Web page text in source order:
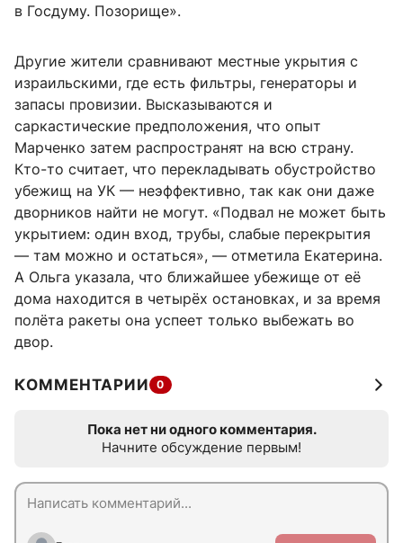
в Госдуму. Позорище».
Другие жители сравнивают местные укрытия с
израильскими, где есть фильтры, генераторы и
запасы провизии. Высказываются и
саркастические предположения, что опыт
Марченко затем распространят на всю страну.
Кто-то считает, что перекладывать обустройство
убежищ на УК — неэффективно, так как они даже
дворников найти не могут. «Подвал не может быть
укрытием: один вход, трубы, слабые перекрытия
— там можно и остаться», — отметила Екатерина.
А Ольга указала, что ближайшее убежище от её
дома находится в четырёх остановках, и за время
полёта ракеты она успеет только выбежать во
двор.
КОММЕНТАРИИ 0
Пока нет ни одного комментария.
Начните обсуждение первым!